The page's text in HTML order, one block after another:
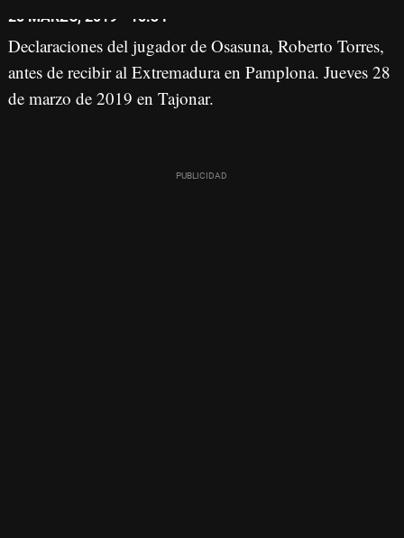
28 MARZO, 2019 - 15:34
Declaraciones del jugador de Osasuna, Roberto Torres,
antes de recibir al Extremadura en Pamplona. Jueves 28
de marzo de 2019 en Tajonar.